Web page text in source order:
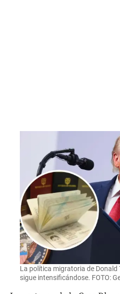
La política migratoria de Donald
sigue intensificándose. FOTO: